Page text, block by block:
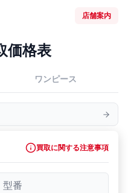
店舗案内
価格表
ワンピース
買取に関する注意事項
型番